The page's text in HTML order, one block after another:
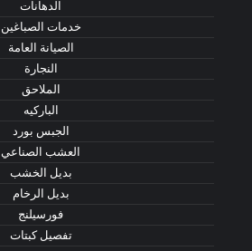
الدهانات
خدمات الصباغين
الصيانة العامة
النجارة
الملاحق
الباركيه
الجبس بورد
العشب الصناعي
بديل الخشب
بديل الرخام
فورسيلنج
تفصيل كبتات